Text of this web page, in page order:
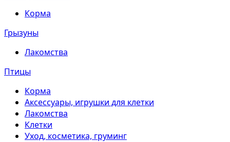
Корма
Грызуны
Лакомства
Птицы
Корма
Аксессуары, игрушки для клетки
Лакомства
Клетки
Уход, косметика, груминг